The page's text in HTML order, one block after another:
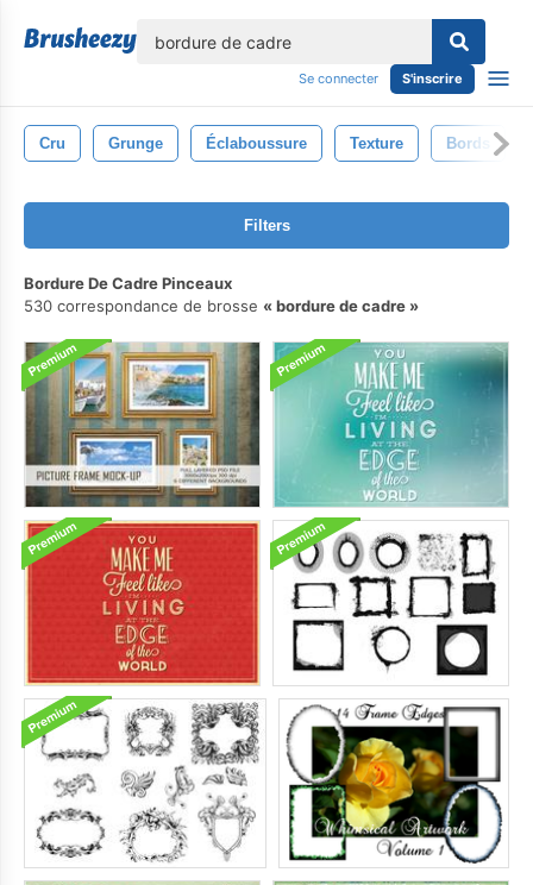
Se connecter S'inscrire
Cru Grunge Éclaboussure Texture Bords
Filters
Bordure De Cadre Pinceaux
530 correspondance de brosse
bordure de cadre